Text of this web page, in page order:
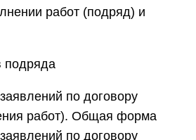
работ (подряд) и
подряда
по договору
работ). Общая форма
по договору